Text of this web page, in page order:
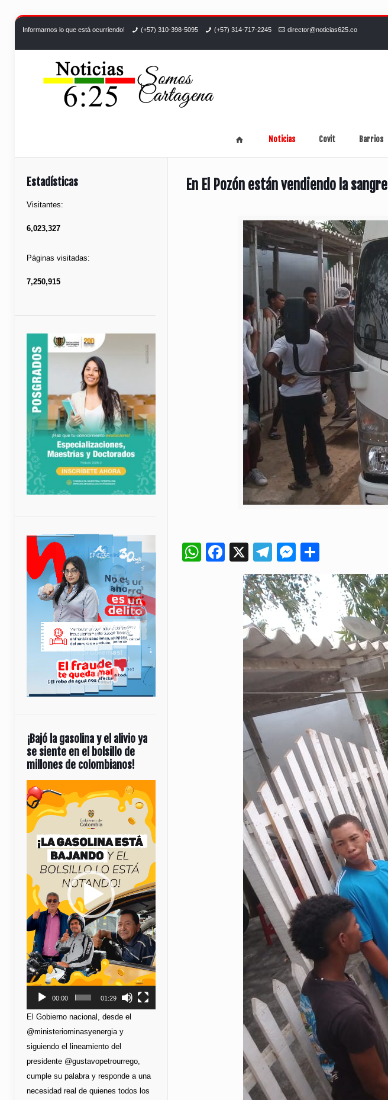
Informarnos lo que está ocurriendo! (+57) 310-398-5095 (+57) 314-717-2245 director@noticias625.co
Noticias Covit Barrios
En El Pozón están vendiendo la sangre
WhatsApp
Facebook
X Telegram
Messenger
Estadísticas
Visitantes:
6,023,327
Páginas visitadas:
7,250,915
¡Bajó la gasolina y el alivio ya
se siente en el bolsillo de
millones de colombianos!
Reproductor
de
vídeo
00:00 01:29
El Gobierno nacional, desde el
@ministeriominasyenergia y
siguiendo el lineamiento del
presidente @gustavopetrourrego,
cumple su palabra y responde a una
necesidad real de quienes todos los